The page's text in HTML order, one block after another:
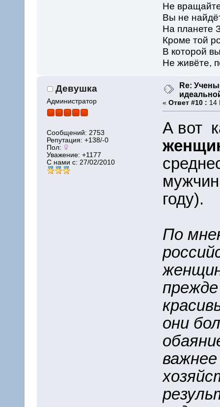
Не
Вы не
На планете
Кроме той
В которой
Не живёте,
Девушка
Администратор
Сообщений: 2753
Репутация: +138/-0
Пол:
Уважение:+1177
С нами с: 27/02/2010
Re:
« Ответ #10 : 14
А вот
году).
По
они